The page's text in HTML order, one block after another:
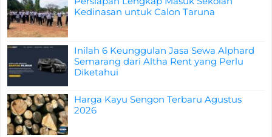
Kedinasan untuk Calon Taruna
Inilah 6 Keunggulan Jasa Sewa Alphard
Semarang dari Altha Rent yang Perlu
Diketahui
Harga Kayu Sengon Terbaru Agustus
2026